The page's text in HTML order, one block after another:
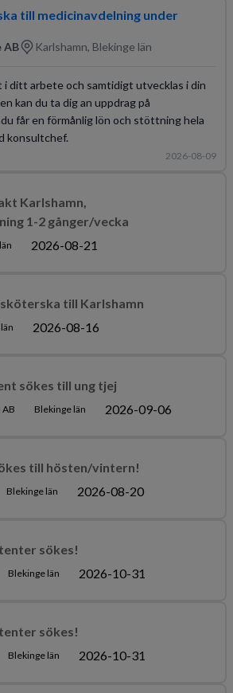
till medicinavdelning under
AB Karlshamn, Blekinge län
ditt arbete och samtidigt utvecklas i din
kan du ta dig an uppdrag på
får en förmånlig lön och stöttning hela
konsultchef.
2026-08-09
Karlshamn,
1-2 gånger/vecka
2026-08-21
till Karlshamn
2026-08-16
sökes till ung tjej
Blekinge län 2026-09-06
till hösten/vintern!
Blekinge län 2026-08-20
sökes!
Blekinge län 2026-10-31
sökes!
Blekinge län 2026-10-31